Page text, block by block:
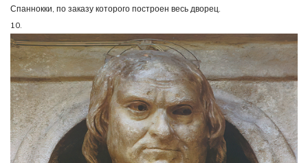
Спаннокки, по заказу которого построен весь дворец.
10.